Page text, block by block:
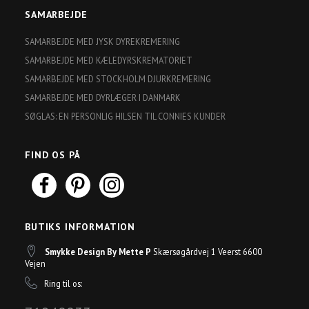
SAMARBEJDE
SAMARBEJDE MED JYSK DYREKREMERING
SAMARBEJDE MED KÆLEDYRSKREMATORIET
SAMARBEJDE MED STOCKHOLM DJURKREMERING
SAMARBEJDE MED DYRLÆGER I DANMARK
SØGLAS: EN PERSONLIG HILSEN TIL CONNIES KUNDER
FIND OS PÅ
BUTIKS INFORMATION
Smykke Design By Mette P Skærsøgårdvej 1 Veerst 6600
Vejen
Ring til os: